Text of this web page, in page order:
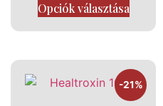
Opciók választása
-21%